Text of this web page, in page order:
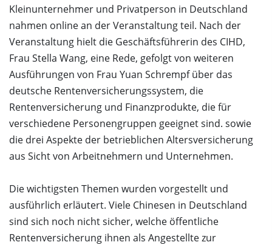
Kleinunternehmer und Privatperson in Deutschland
nahmen online an der Veranstaltung teil. Nach der
Veranstaltung hielt die Geschäftsführerin des CIHD,
Frau Stella Wang, eine Rede, gefolgt von weiteren
Ausführungen von Frau Yuan Schrempf über das
deutsche Rentenversicherungssystem, die
Rentenversicherung und Finanzprodukte, die für
verschiedene Personengruppen geeignet sind. sowie
die drei Aspekte der betrieblichen Altersversicherung
aus Sicht von Arbeitnehmern und Unternehmen.
Die wichtigsten Themen wurden vorgestellt und
ausführlich erläutert. Viele Chinesen in Deutschland
sind sich noch nicht sicher, welche öffentliche
Rentenversicherung ihnen als Angestellte zur